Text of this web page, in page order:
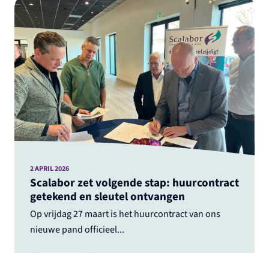
Scalabor zet volgende stap: huurcontract
getekend en sleutel ontvangen
Op vrijdag 27 maart is het huurcontract van ons
nieuwe pand officieel...
2 APRIL 2026